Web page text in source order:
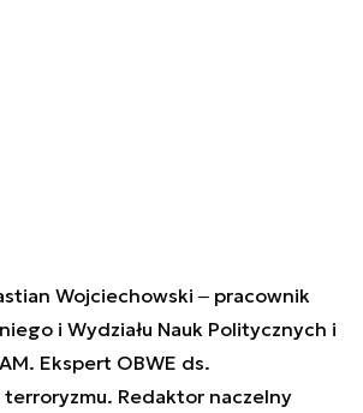
Wojciechowski ‒ pracownik
i Wydziału Nauk Politycznych i
Ekspert OBWE ds.
Redaktor naczelny